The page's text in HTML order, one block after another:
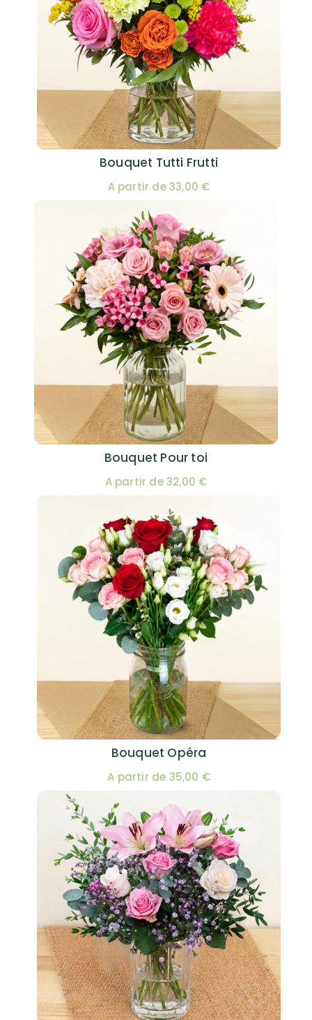
Bouquet Tutti Frutti
A partir de 33,00 €
Bouquet Pour toi
A partir de 32,00 €
Bouquet Opéra
A partir de 35,00 €